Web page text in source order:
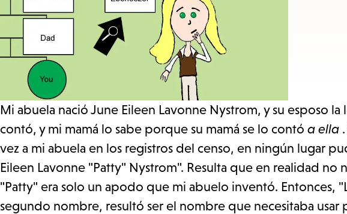
Mi abuela nació June Eileen Lavonne Nystrom, y su esposo
contó, y mi mamá lo sabe porque su mamá se lo contó a ella
vez a mi abuela en los registros del censo, en ningún lugar
Eileen Lavonne "Patty" Nystrom". Resulta que en realidad no
"Patty" era solo un apodo que mi abuelo inventó. Entonces,
segundo nombre, resultó ser el nombre que necesitaba usar